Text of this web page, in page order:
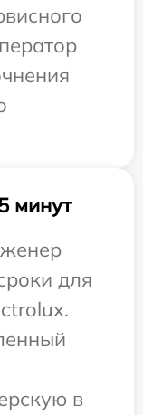
минут
для
в